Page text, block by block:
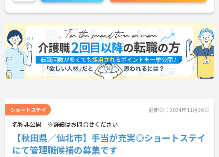
ショートステイ 更新日：2024年11月26日
名称非公開 ※詳細はお問合せください
【秋田県／仙北市】手当が充実◎ショートステイ
にて管理職候補の募集です